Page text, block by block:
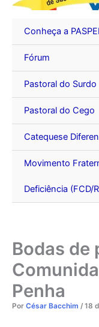
Conheça a
Fórum
Pastoral do Surdo
Pastoral do Cego
Catequese
Movimento
Deficiência (FCD/
Bodas de
Penha
Por César Bacchim / 18